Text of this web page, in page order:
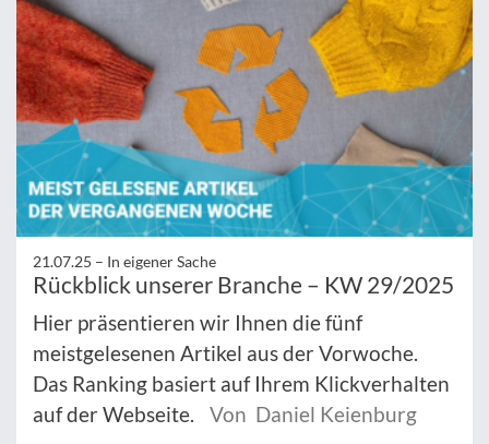
21.07.25 – In eigener Sache
Rückblick unserer Branche – KW 29/2025
Hier präsentieren wir Ihnen die fünf
meistgelesenen Artikel aus der Vorwoche.
Das Ranking basiert auf Ihrem Klickverhalten
auf der Webseite.
Von Daniel Keienburg